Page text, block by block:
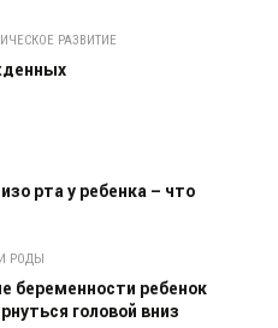
РАЗВИТИЕ
рта у ребенка – что
РОДЫ
беременности ребенок
головой вниз